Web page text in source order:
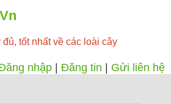
tốt nhất về các loài cây
nhập Đăng tin Gửi liên hệ